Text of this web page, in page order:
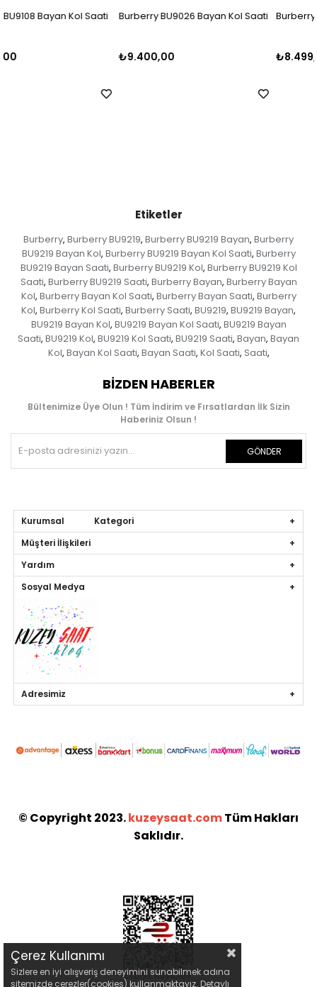
Burberry BU9026 Bayan Kol Saati
₺9.400,00
Burberry BU9039 Bayan Kol
₺8.499,00
Etiketler
Burberry, Burberry BU9219, Burberry BU9219 Bayan, Burberry
BU9219 Bayan Kol, Burberry BU9219 Bayan Kol Saati, Burberry
BU9219 Bayan Saati, Burberry BU9219 Kol, Burberry BU9219 Kol
Saati, Burberry BU9219 Saati, Burberry Bayan, Burberry Bayan
Kol, Burberry Bayan Kol Saati, Burberry Bayan Saati, Burberry
Kol, Burberry Kol Saati, Burberry Saati, BU9219, BU9219 Bayan,
BU9219 Bayan Kol, BU9219 Bayan Kol Saati, BU9219 Bayan
Saati, BU9219 Kol, BU9219 Kol Saati, BU9219 Saati, Bayan, Bayan
Kol, Bayan Kol Saati, Bayan Saati, Kol Saati, Saati,
BIZDEN HABERLER
Bültenimize Üye Olun ! Tüm İndirim ve Fırsatlardan İlk Sizin
Haberiniz Olsun !
GÖNDER
Kurumsal Kategori
Müşteri İlişkileri
Yardım
Sosyal Medya
Adresimiz
© Copyright 2023.kuzeysaat.comTüm Hakları
Saklıdır.
Çerez Kullanımı
Sizlere en iyi alışveriş deneyimini sunabilmek adına
sitemizde çerezler(cookies) kullanmaktayız. Detaylı